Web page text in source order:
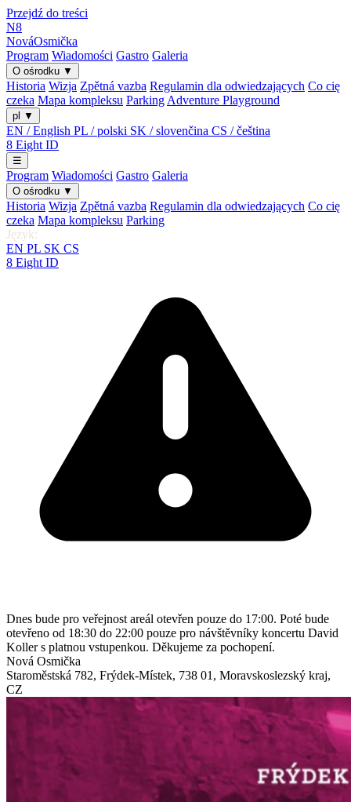
Przejdź do treści
N8
NováOsmička
Program Wiadomości Gastro Galeria
O ośrodku ▼
Historia Wizja Zpětná vazba Regulamin dla odwiedzających Co cię
czeka Mapa kompleksu Parking Adventure Playground
pl ▼
EN / English PL / polski SK / slovenčina CS / čeština
8 Eight ID
☰
Program Wiadomości Gastro Galeria
O ośrodku ▼
Historia Wizja Zpětná vazba Regulamin dla odwiedzających Co cię
czeka Mapa kompleksu Parking
Język:
EN PL SK CS
8 Eight ID
Dnes bude pro veřejnost areál otevřen pouze do 17:00. Poté bude
otevřeno od 18:30 do 22:00 pouze pro návštěvníky koncertu David
Koller s platnou vstupenkou. Děkujeme za pochopení.
Nová Osmička
Staroměstská 782, Frýdek-Místek, 738 01 , Moravskoslezský kraj,
CZ